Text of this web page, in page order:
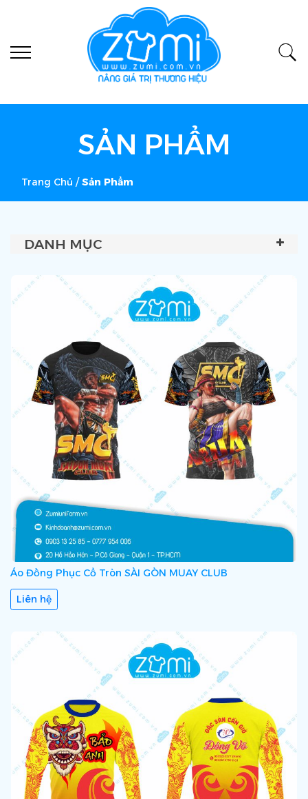
SẢN PHẨM
Trang Chủ / Sản Phẩm
DANH MỤC
Áo Đồng Phục Cổ Tròn SÀI GÒN MUAY CLUB
Liên hệ